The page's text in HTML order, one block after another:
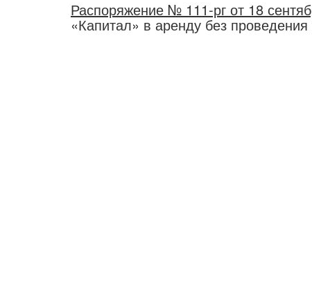
Распоряжение № 111-рг от 18
«Капитал» в аренду без